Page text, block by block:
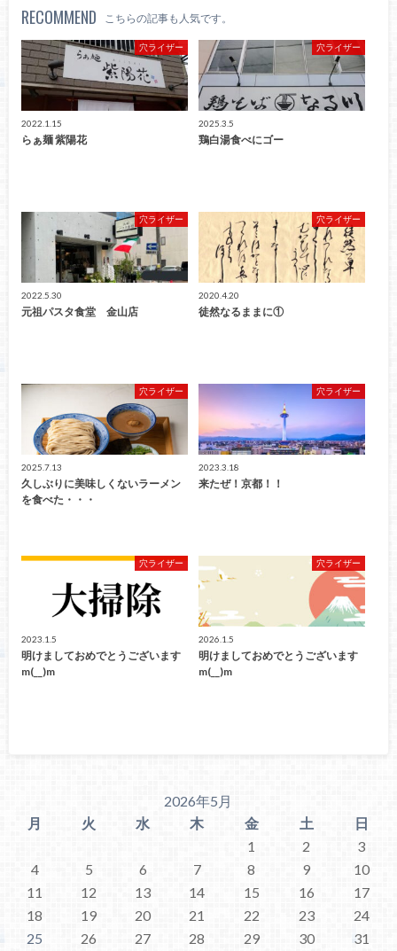
RECOMMEND こちらの記事も人気です。
穴ライザー
2022.1.15
らぁ麺 紫陽花
穴ライザー
2025.3.5
鶏白湯食べにゴー
穴ライザー
2022.5.30
元祖パスタ食堂 金山店
穴ライザー
2020.4.20
徒然なるままに①
穴ライザー
2025.7.13
久しぶりに美味しくないラーメン
を食べた・・・
穴ライザー
2023.3.18
来たぜ！京都！！
穴ライザー
2023.1.5
明けましておめでとうございます
m(__)m
穴ライザー
2026.1.5
明けましておめでとうございます
m(__)m
2026年5月
月
火 水 木 金 土
日
1
2
3
4
5 6 7 8 9
10
11
12 13 14 15 16
17
18
19 20 21 22 23
24
25
26 27 28 29 30
31